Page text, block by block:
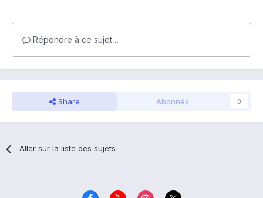
Répondre à ce sujet…
Share Abonnés 0
Aller sur la liste des sujets